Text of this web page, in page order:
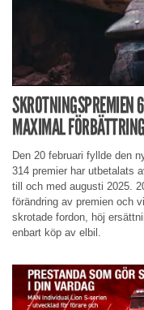
SKROTNINGSPREMIEN
MAXIMAL
Den 20 februari fyllde den
314 premier har utbetalats
till och med augusti 2025.
förändring av premien och
skrotade fordon, höj
enbart köp av elbil.